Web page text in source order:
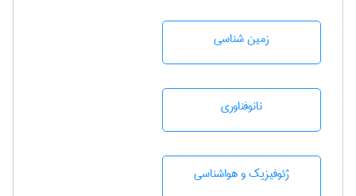
زمين شناسی
نانوفناوری
ژئوفيزيك و هواشناسی